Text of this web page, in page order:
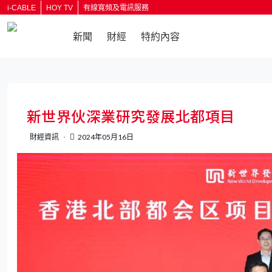
i-CABLE HOY TV 有線寬頻及電訊服務
新聞 財經 特約內容
新世界伙深業研究發展北都項目
財經資訊 2024年05月16日